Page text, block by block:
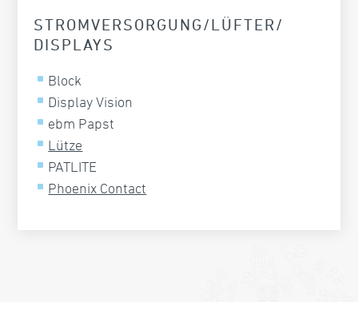
STROMVER­SORGUNG/LÜFTER/
DISPLAYS
Block
Display Vision
ebm Papst
Lütze
PATLITE
Phoenix Contact